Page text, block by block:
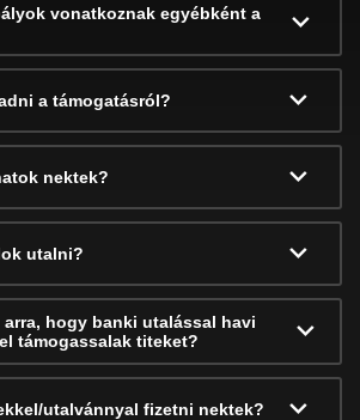
vonatkoznak egyébként a
a támogatásról?
nektek?
utalni?
arra, hogy banki utalással havi
támogassalak titeket?
utalvánnyal fizetni nektek?